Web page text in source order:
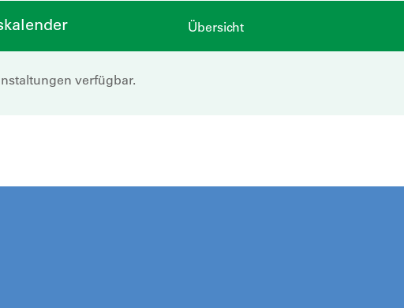
Übersicht
verfügbar.